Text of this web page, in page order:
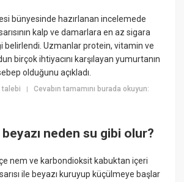
bünyesinde hazırlanan incelemede
kalp ve damarlara en az sigara
belirlendi. Uzmanlar protein, vitamin ve
birçok ihtiyacını karşılayan yumurtanın
olduğunu açıkladı.
talebi |Cevabın tamamını burada okuyun:
neden su gibi olur?
nem ve karbondioksit kabuktan içeri
ile beyazı kuruyup küçülmeye başlar